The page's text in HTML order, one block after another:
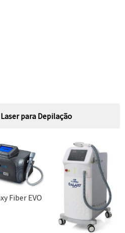
Laser para Depilação
Fiber EVO